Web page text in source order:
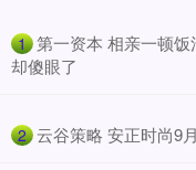
1 第一资本 相亲一顿
却傻眼了
2 云谷策略 安正时尚9